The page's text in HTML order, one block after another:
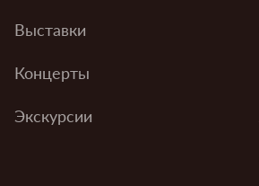
Выставки
Концерты
Экскурсии